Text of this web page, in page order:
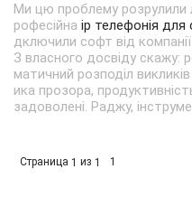
Ми цю проблему розрулили
рофесійна ip телефонія для
дключили софт від
З власного досвіду скажу:
матичний розподіл
ика прозора,
задоволені. Раджу,
Страница 1 из 1 1